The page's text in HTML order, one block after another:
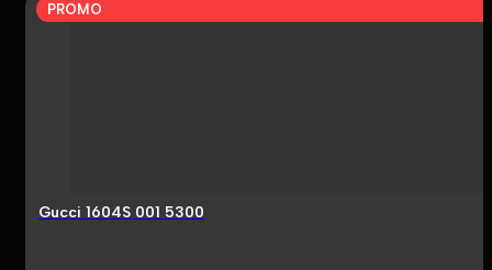
PROMO
Gucci 1604S 001 5300